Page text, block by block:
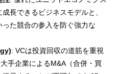
長できるビジネスモデルと、
た競合の参入を防ぐ強力な
: VCは投資回収の道筋を重視
手企業によるM&A（合併・買